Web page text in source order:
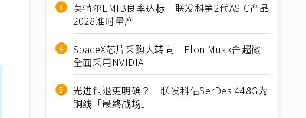
英特尔EMIB良率达标 联发科第2代ASIC产品
2028准时量产
SpaceX芯片采购大转向 Elon Musk舍超微
全面采用NVIDIA
光进铜退更明确？ 联发科估SerDes 448G为
铜线「最终战场」